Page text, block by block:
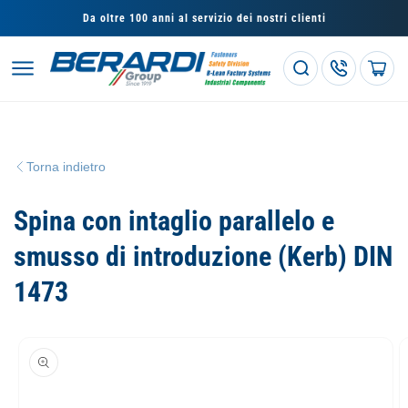
direttamente
ai contenuti
Da oltre 100 anni al servizio dei nostri clienti
Carrello
Torna indietro
Spina con intaglio parallelo e
smusso di introduzione (Kerb) DIN
1473
sul prodotto